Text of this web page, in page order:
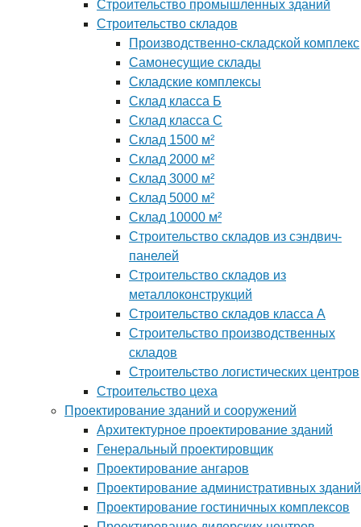
Строительство промышленных зданий
Строительство складов
Производственно-складской комплекс
Самонесущие склады
Складские комплексы
Склад класса Б
Склад класса С
Склад 1500 м²
Склад 2000 м²
Склад 3000 м²
Склад 5000 м²
Склад 10000 м²
Строительство складов из сэндвич-
панелей
Строительство складов из
металлоконструкций
Строительство складов класса А
Строительство производственных
складов
Строительство логистических центров
Строительство цеха
Проектирование зданий и сооружений
Архитектурное проектирование зданий
Генеральный проектировщик
Проектирование ангаров
Проектирование административных зданий
Проектирование гостиничных комплексов